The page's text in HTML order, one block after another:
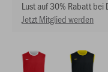
Lust auf 30% Rabatt bei
Jetzt Mitglied werden